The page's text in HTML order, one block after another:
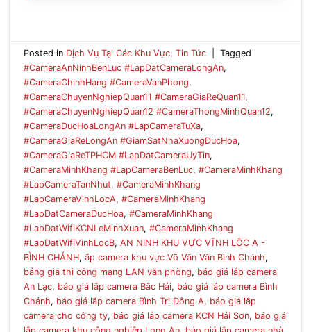
Posted in Dịch Vụ Tại Các Khu Vực,Tin Tức
Tagged
#CameraAnNinhBenLuc #LapDatCameraLongAn,
#CameraChinhHang #CameraVanPhong,
#CameraChuyenNghiepQuan11 #CameraGiaReQuan11,
#CameraChuyenNghiepQuan12 #CameraThongMinhQuan12,
#CameraDucHoaLongAn #LapCameraTuXa,
#CameraGiaReLongAn #GiamSatNhaXuongDucHoa,
#CameraGiaReTPHCM #LapDatCameraUyTin,
#CameraMinhKhang #LapCameraBenLuc,#CameraMinhKhang
#LapCameraTanNhut,#CameraMinhKhang
#LapCameraVinhLocA,#CameraMinhKhang
#LapDatCameraDucHoa,#CameraMinhKhang
#LapDatWifiKCNLeMinhXuan,#CameraMinhKhang
#LapDatWifiVinhLocB,AN NINH KHU VỰC VĨNH LỘC A -
BÌNH CHÁNH,ắp camera khu vực Võ Văn Vân Bình Chánh,
bảng giá thi công mạng LAN văn phòng, báo giá lắp camera
An Lạc, báo giá lắp camera Bắc Hải, báo giá lắp camera Bình
Chánh, báo giá lắp camera Bình Trị Đông A, báo giá lắp
camera cho công ty, báo giá lắp camera KCN Hải Sơn, báo giá